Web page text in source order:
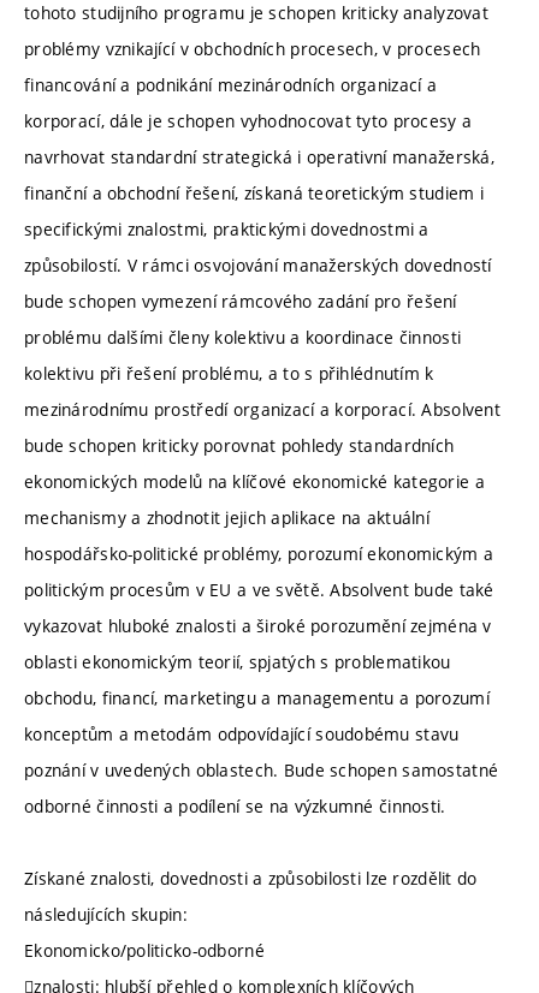
tohoto studijního programu je schopen kriticky analyzovat
problémy vznikající v obchodních procesech, v procesech
financování a podnikání mezinárodních organizací a
korporací, dále je schopen vyhodnocovat tyto procesy a
navrhovat standardní strategická i operativní manažerská,
finanční a obchodní řešení, získaná teoretickým studiem i
specifickými znalostmi, praktickými dovednostmi a
způsobilostí. V rámci osvojování manažerských dovedností
bude schopen vymezení rámcového zadání pro řešení
problému dalšími členy kolektivu a koordinace činnosti
kolektivu při řešení problému, a to s přihlédnutím k
mezinárodnímu prostředí organizací a korporací. Absolvent
bude schopen kriticky porovnat pohledy standardních
ekonomických modelů na klíčové ekonomické kategorie a
mechanismy a zhodnotit jejich aplikace na aktuální
hospodářsko-politické problémy, porozumí ekonomickým a
politickým procesům v EU a ve světě. Absolvent bude také
vykazovat hluboké znalosti a široké porozumění zejména v
oblasti ekonomickým teorií, spjatých s problematikou
obchodu, financí, marketingu a managementu a porozumí
konceptům a metodám odpovídající soudobému stavu
poznání v uvedených oblastech. Bude schopen samostatné
odborné činnosti a podílení se na výzkumné činnosti.
Získané znalosti, dovednosti a způsobilosti lze rozdělit do
následujících skupin:
Ekonomicko/politicko-odborné
znalosti: hlubší přehled o komplexních klíčových